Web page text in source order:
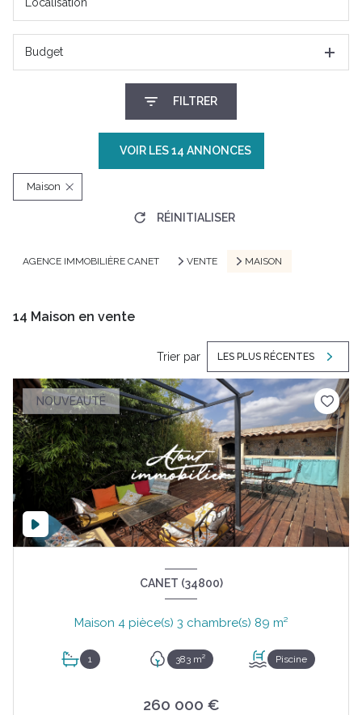
Budget
FILTRER
VOIR LES14 ANNONCES
Maison
RÉINITIALISER
AGENCE IMMOBILIÈRE CANET VENTE MAISON
14 Maison en vente
Trier par LES PLUS RÉCENTES
NOUVEAUTÉ
CANET (34800)
Maison 4 pièce(s) 3 chambre(s) 89 m²
1 383 m² Piscine
260 000 €